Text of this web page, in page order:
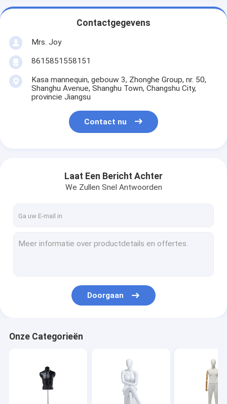
Contactgegevens
Mrs. Joy
8615851558151
Kasa mannequin, gebouw 3, Zhonghe Group, nr. 50,
Shanghu Avenue, Shanghu Town, Changshu City,
provincie Jiangsu
Contact nu
Laat Een Bericht Achter
We Zullen Snel Antwoorden
Doorgaan
Onze Categorieën